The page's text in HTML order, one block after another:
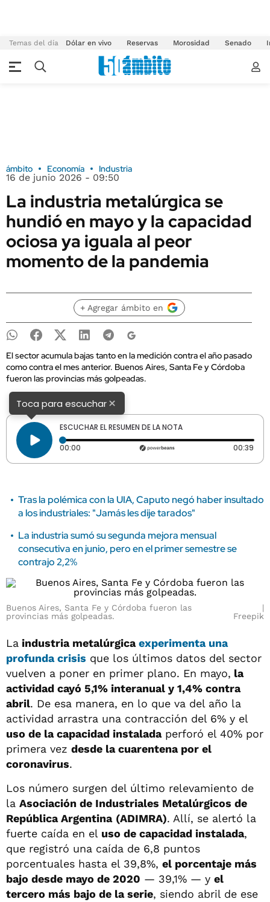
Temas del día Dólar en vivo Reservas Morosidad Senado
ámbito Economía Industria
16 de junio 2026 - 09:50
La industria metalúrgica se
hundió en mayo y la capacidad
ociosa ya iguala al peor
momento de la pandemia
+ Agregar ámbito en
El sector acumula bajas tanto en la medición contra el año pasado
como contra el mes anterior. Buenos Aires, Santa Fe y Córdoba
fueron las provincias más golpeadas.
Toca para escuchar×
ESCUCHAR EL RESUMEN DE LA NOTA
00:00 Tiempo transcurrido: 0 segundos 00:39
Tras la polémica con la UIA, Caputo negó haber insultado
a los industriales: "Jamás les dije tarados"
La industria sumó su segunda mejora mensual
consecutiva en junio, pero en el primer semestre se
contrajo 2,2%
Buenos Aires, Santa Fe y Córdoba fueron las
provincias más golpeadas.
Freepik
La industria metalúrgicaexperimenta una
profunda crisis que los últimos datos del sector
vuelven a poner en primer plano. En mayo, la
actividad cayó 5,1% interanual y 1,4% contra
abril. De esa manera, en lo que va del año la
actividad arrastra una contracción del 6% y el
uso de la capacidad instaladaperforó el 40% por
primera vez desde lacuarentena por el
coronavirus.
Los número surgen del último relevamiento de
la Asociación de Industriales Metalúrgicos de
República Argentina (ADIMRA). Allí, se alertó la
fuerte caída en el uso de capacidad instalada,
que registró una caída de 6,8 puntos
porcentuales hasta el 39,8%, el porcentaje más
bajo desde mayo de 2020 — 39,1% — y el
tercero más bajo de la serie, siendo abril de ese